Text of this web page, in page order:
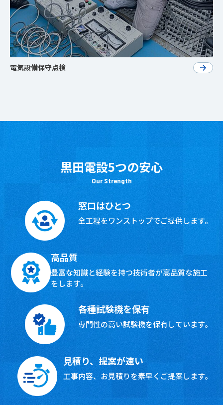
電気設備保守点検
黒田電設5つの安心
Our Strength
窓口はひとつ
全工程をワンストップでご提供します。
高品質
豊富な知識と経験を持つ技術者が高品質な施工
をします。
各種試験機を保有
専門性の高い試験機を保有しています。
見積り、提案が速い
工事内容、お見積りを素早く ご提案します。